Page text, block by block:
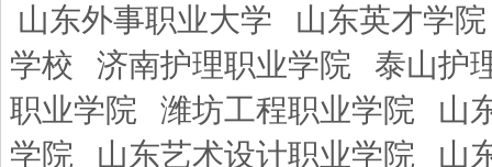
山东外事职业大学
山东英才学院
学校
济南护理职业学院
泰山护
职业学院
潍坊工程职业学院
山
学院
山东艺术设计职业学院
山